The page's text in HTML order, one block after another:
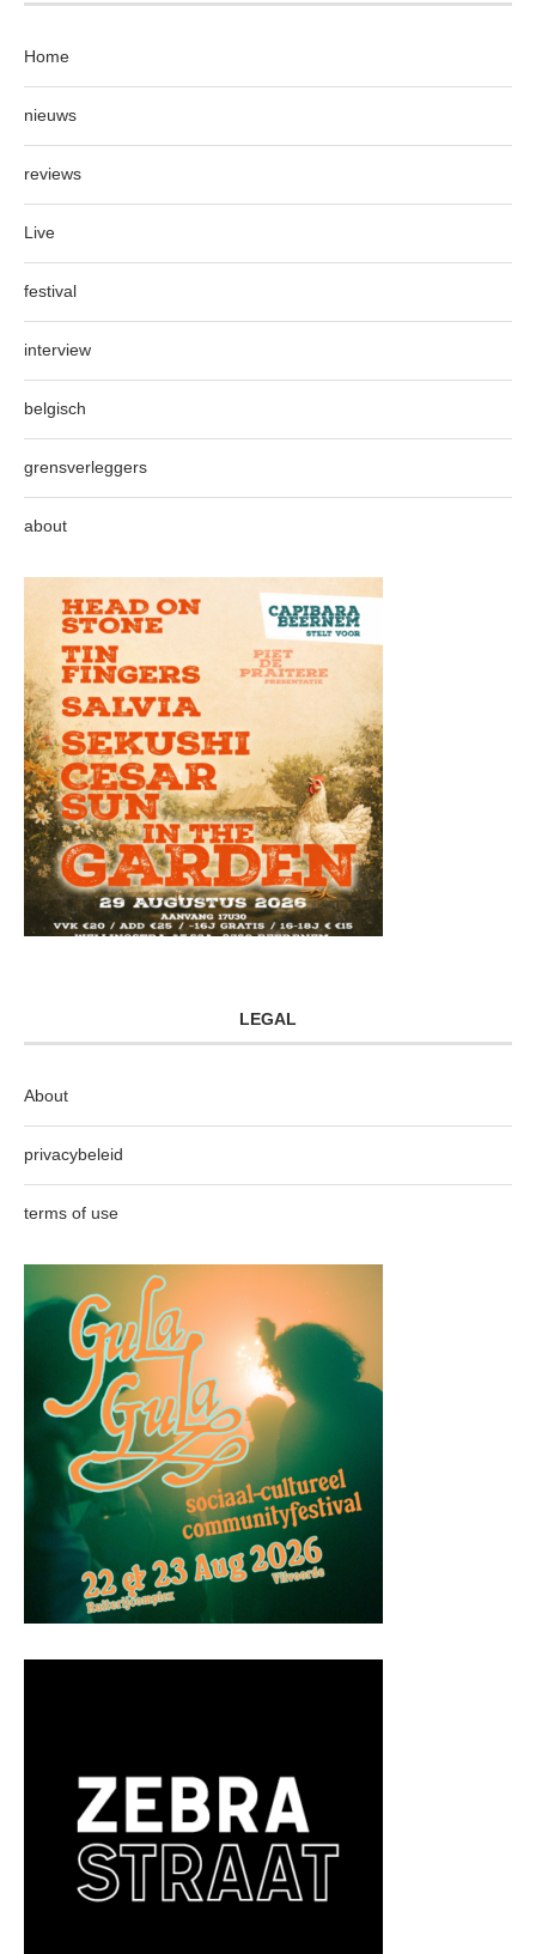
Home
nieuws
reviews
Live
festival
interview
belgisch
grensverleggers
about
LEGAL
About
privacybeleid
terms of use